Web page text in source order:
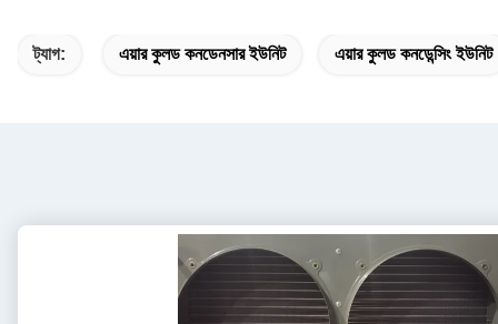
ট্যাগ: এয়ার কুলড কনডেনসার ইউনিট এয়ার কুলড কনডেন্সিং ইউনিট